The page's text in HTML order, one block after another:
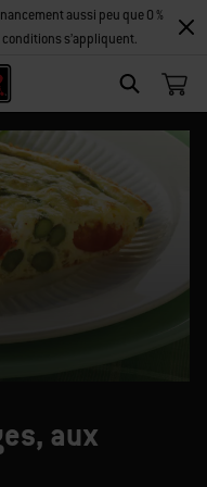
SEARCH
aussi peu que 0 %
conditions s’appliquent.
aux